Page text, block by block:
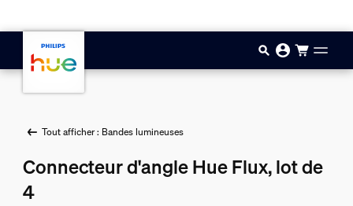
Tout afficher : Bandes lumineuses
Connecteur d'angle Hue Flux, lot de
4